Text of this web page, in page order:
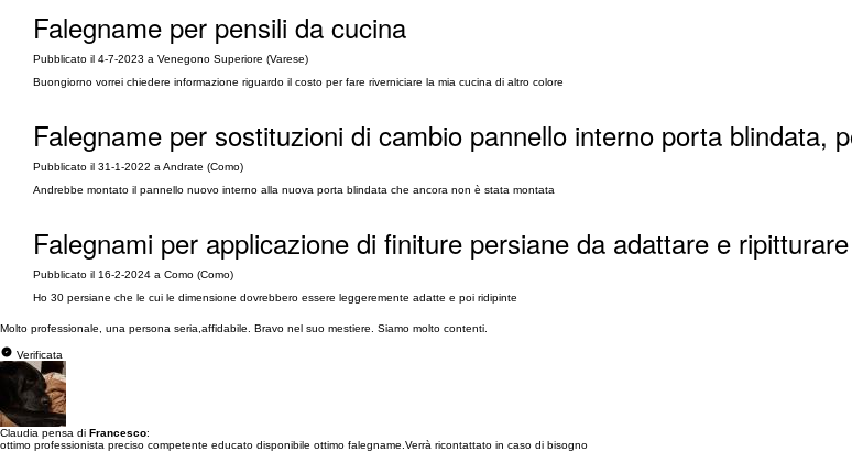
Falegname per pensili da cucina
Pubblicato il 4-7-2023 a Venegono Superiore (Varese)
Buongiorno vorrei chiedere informazione riguardo il costo per fare riverniciare la mia cucina di altro colore
Falegname per sostituzioni di cambio pannello interno porta blindata,
Pubblicato il 31-1-2022 a Andrate (Como)
Andrebbe montato il pannello nuovo interno alla nuova porta blindata che ancora non è stata montata
Falegnami per applicazione di finiture persiane da adattare e ripitturare
Pubblicato il 16-2-2024 a Como (Como)
Ho 30 persiane che le cui le dimensione dovrebbero essere leggeremente adatte e poi ridipinte
Molto professionale, una persona seria,affidabile. Bravo nel suo mestiere. Siamo molto contenti.
Verificata
Claudia pensa di Francesco:
ottimo professionista preciso competente educato disponibile ottimo falegname.Verrà ricontattato in caso di bisogno